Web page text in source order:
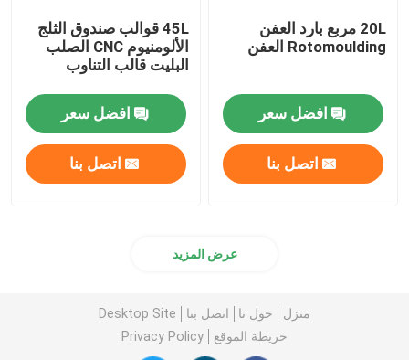
20L مربع بارد العفن
Rotomoulding العفن
افضل سعر
اتصل بنا
45L قوالب صندوق الثلج
الألومنيوم CNC الصلب
البليت قالب التناوب
افضل سعر
اتصل بنا
عرض المزيد
منزل حول نا اتصل بنا
Desktop Site
خريطة الموقع
Privacy Policy